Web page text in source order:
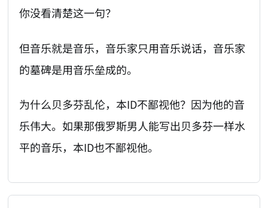
你没看清楚这一句？
但音乐就是音乐，音乐家只用音乐说话，音乐家
的墓碑是用音乐垒成的。
为什么贝多芬乱伦，本ID不鄙视他？因为他的音
乐伟大。如果那俄罗斯男人能写出贝多芬一样水
平的音乐，本ID也不鄙视他。